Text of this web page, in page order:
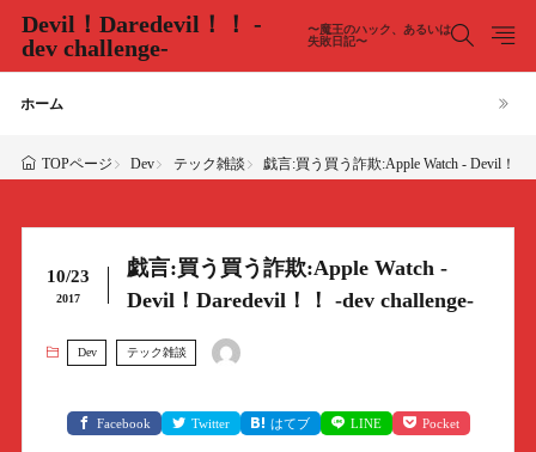
Devil！Daredevil！！ -
dev challenge-
〜魔王のハック、あるいは
失敗日記〜
ホーム
TOPページ Dev テック雑談 戯言:買う買う詐欺:Apple Watch - Devil！
10/23
2017
戯言:買う買う詐欺:Apple Watch -
Devil！Daredevil！！ -dev challenge-
Dev テック雑談
Facebook Twitter はてブ LINE Pocket